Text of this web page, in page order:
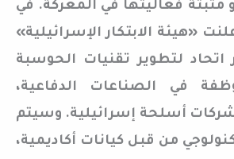
مثبتة فعاليتها في المعركة. في
«هيئة الابتكار الإسرائيلية»
لتطوير تقنيات الحوسبة
في الصناعات الدفاعية،
أسلحة إسرائيلية. وسيتم
من قبل كيانات أكاديمية،